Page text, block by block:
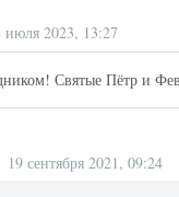
июля 2023, 13:27
Святые Пётр и
19 сентября 2021, 09:24